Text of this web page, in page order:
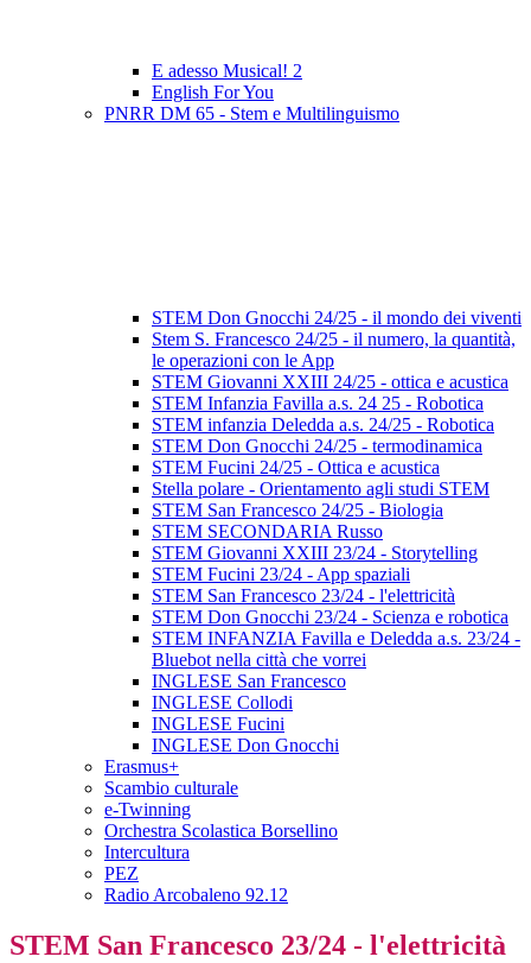
E adesso Musical! 2
English For You
PNRR DM 65 - Stem e Multilinguismo
STEM Don Gnocchi 24/25 - il mondo dei viventi
Stem S. Francesco 24/25 - il numero, la quantità,
le operazioni con le App
STEM Giovanni XXIII 24/25 - ottica e acustica
STEM Infanzia Favilla a.s. 24 25 - Robotica
STEM infanzia Deledda a.s. 24/25 - Robotica
STEM Don Gnocchi 24/25 - termodinamica
STEM Fucini 24/25 - Ottica e acustica
Stella polare - Orientamento agli studi STEM
STEM San Francesco 24/25 - Biologia
STEM SECONDARIA Russo
STEM Giovanni XXIII 23/24 - Storytelling
STEM Fucini 23/24 - App spaziali
STEM San Francesco 23/24 - l'elettricità
STEM Don Gnocchi 23/24 - Scienza e robotica
STEM INFANZIA Favilla e Deledda a.s. 23/24 -
Bluebot nella città che vorrei
INGLESE San Francesco
INGLESE Collodi
INGLESE Fucini
INGLESE Don Gnocchi
Erasmus+
Scambio culturale
e-Twinning
Orchestra Scolastica Borsellino
Intercultura
PEZ
Radio Arcobaleno 92.12
STEM San Francesco 23/24 - l'elettricità